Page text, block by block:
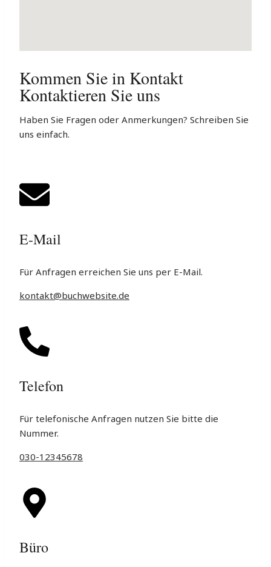
Kommen Sie in Kontakt
Kontaktieren Sie uns
Haben Sie Fragen oder Anmerkungen? Schreiben Sie
uns einfach.
E-Mail
Für Anfragen erreichen Sie uns per E-Mail.
kontakt@buchwebsite.de
Telefon
Für telefonische Anfragen nutzen Sie bitte die
Nummer.
030-12345678
Büro